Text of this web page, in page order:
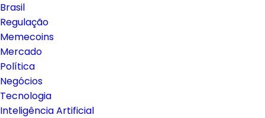
Brasil
Regulação
Memecoins
Mercado
Política
Negócios
Tecnologia
Inteligência Artificial